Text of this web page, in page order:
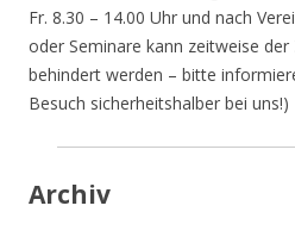
Fr. 8.30 – 14.00 Uhr und nach
oder Seminare kann zeitweise
behindert werden – bitte
Besuch sicherheitshalber bei uns!)
Archiv